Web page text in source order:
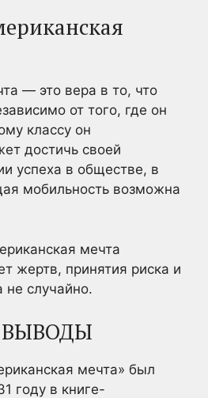
— это вера в то, что
от того, где он
классу он
достичь своей
успеха в обществе, в
мобильность возможна
мечта
жертв, принятия риска и
случайно.
мечта» был
году в книге-